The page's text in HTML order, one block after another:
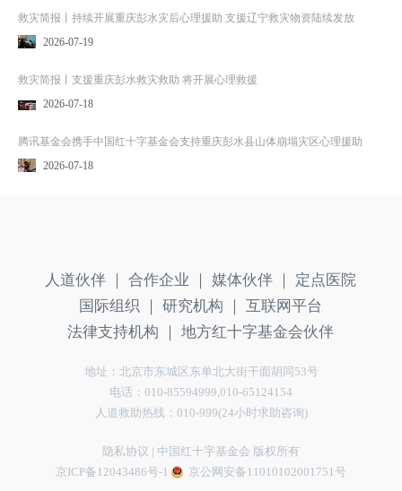
救灾简报丨持续开展重庆彭水灾后心理援助 支援辽宁救灾物资陆续发放
2026-07-19
救灾简报丨支援重庆彭水救灾救助 将开展心理救援
2026-07-18
腾讯基金会携手中国红十字基金会支持重庆彭水县山体崩塌灾区心理援助
2026-07-18
人道伙伴 ｜ 合作企业 ｜ 媒体伙伴 ｜
定点医院
国际组织 ｜
研究机构 ｜
互联网平台
法律支持机构 ｜
地方红十字基金会伙伴
地址：北京市东城区东单北大街干面胡同53号
电话：010-85594999,010-65124154
人道救助热线：010-999(24小时求助咨询)
隐私协议 | 中国红十字基金会 版权所有
京ICP备12043486号-1
京公网安备11010102001751号